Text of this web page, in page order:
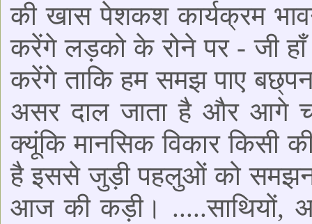
की खास पेशकश कार्यक्रम
करेंगे लड़को के रोने पर - जी
करेंगे ताकि हम समझ पाए
असर दाल जाता है और आगे
क्यूंकि मानसिक विकार किसी
है इससे जुड़ी पहलुओं को
आज की कड़ी। .....साथियों,